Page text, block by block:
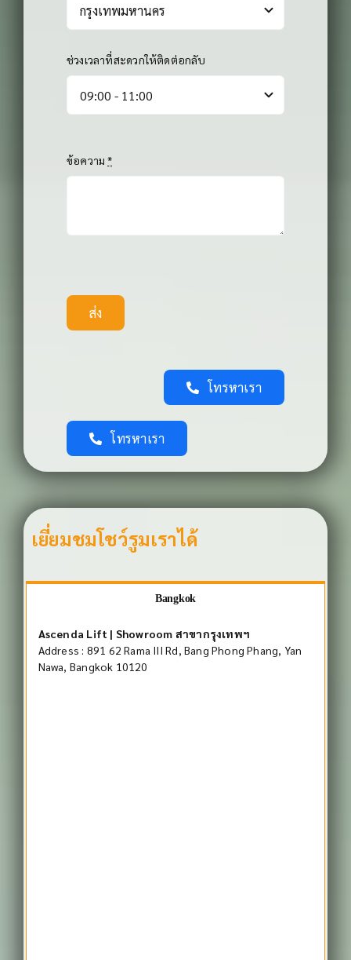
ช่วงเวลาที่สะดวกให้ติดต่อกลับ
ข้อความ*
ส่ง
โทรหาเรา
โทรหาเรา
เยี่ยมชมโชว์รูมเราได้
Bangkok
Ascenda Lift | Showroom สาขากรุงเทพฯ
Address : 891 62 Rama III Rd, Bang Phong Phang, Yan
Nawa, Bangkok 10120